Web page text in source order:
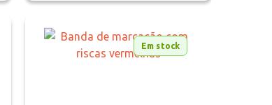
Em stock